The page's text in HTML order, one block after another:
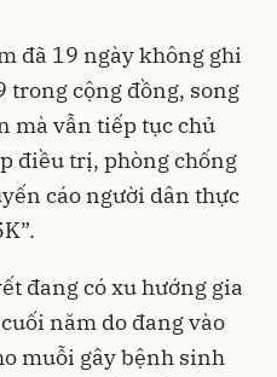
đã 19 ngày không ghi
trong cộng đồng, song
mà vẫn tiếp tục chủ
điều trị, phòng chống
cáo người dân thực
đang có xu hướng gia
năm do đang vào
muỗi gây bệnh sinh